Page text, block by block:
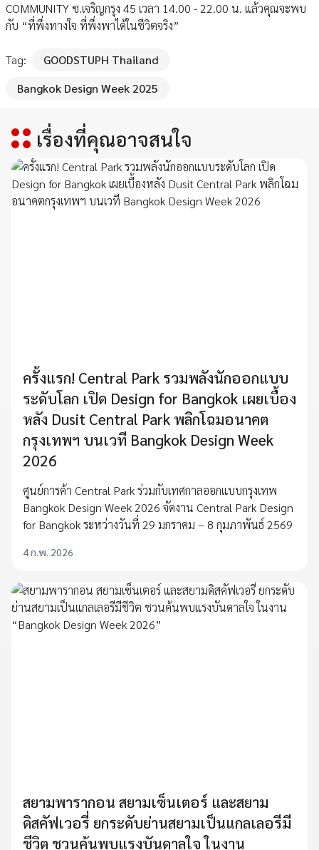
COMMUNITY ซ.เจริญกรุง 45 เวลา 14.00 - 22.00 น. แล้วคุณจะพบ
กับ “ที่พึ่งทางใจ ที่พึ่งพาได้ในชีวิตจริง”
Tag:
GOODSTUPH Thailand
Bangkok Design Week 2025
เรื่องที่คุณอาจสนใจ
ครั้งแรก! Central Park รวมพลังนักออกแบบ
ระดับโลก เปิด Design for Bangkok เผยเบื้อง
หลัง Dusit Central Park พลิกโฉมอนาคต
กรุงเทพฯ บนเวที Bangkok Design Week
2026
ศูนย์การค้า Central Park ร่วมกับเทศกาลออกแบบกรุงเทพ
Bangkok Design Week 2026 จัดงาน Central Park Design
for Bangkok ระหว่างวันที่ 29 มกราคม – 8 กุมภาพันธ์ 2569
4 ก.พ. 2026
สยามพารากอน สยามเซ็นเตอร์ และสยาม
ดิสคัฟเวอรี่ ยกระดับย่านสยามเป็นแกลเลอรีมี
ชีวิต ชวนค้นพบแรงบันดาลใจ ในงาน